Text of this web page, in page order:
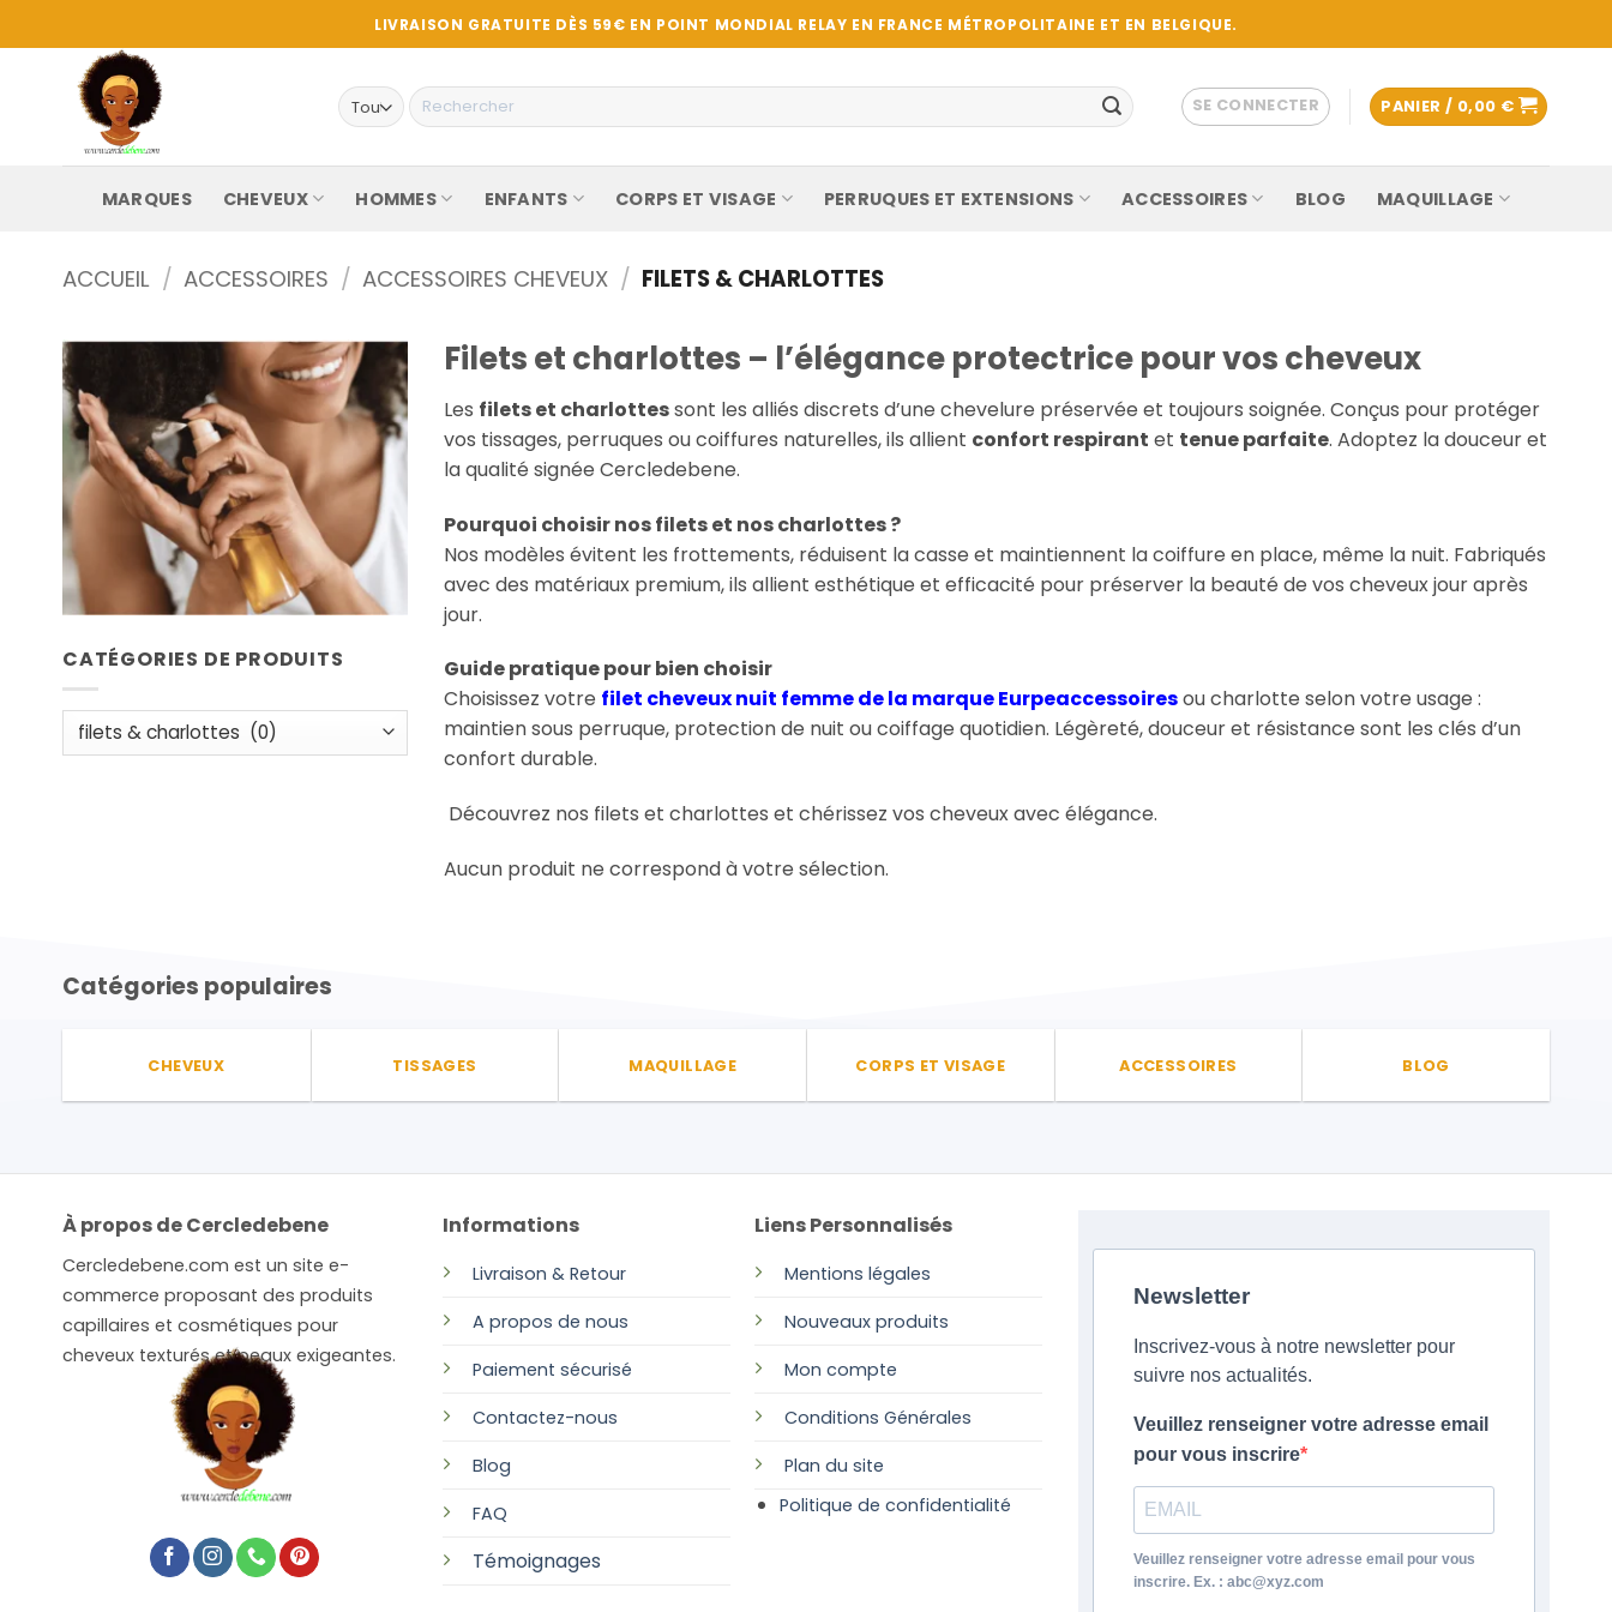
au
LIVRAISON GRATUITE DÈS 59€ EN POINT MONDIAL RELAY EN FRANCE MÉTROPOLITAINE ET EN BELGIQUE.
Recherche
pour :
SE CONNECTER PANIER / 0,00 €
MARQUES CHEVEUX HOMMES ENFANTS CORPS ET VISAGE PERRUQUES ET EXTENSIONS ACCESSOIRES BLOG MAQUILLAGE
ACCUEIL / ACCESSOIRES / ACCESSOIRES CHEVEUX / FILETS & CHARLOTTES
CATÉGORIES DE PRODUITS
Filets et charlottes – l’élégance protectrice pour vos cheveux
Les filets et charlottessont les alliés discrets d’une chevelure préservée et toujours soignée. Conçus pour protéger
vos tissages, perruques ou coiffures naturelles, ils allient confort respirant et tenue parfaite. Adoptez la douceur et
la qualité signée Cercledebene.
Pourquoi choisir nos filets et nos charlottes ?
Nos modèles évitent les frottements, réduisent la casse et maintiennent la coiffure en place, même la nuit. Fabriqués
avec des matériaux premium, ils allient esthétique et efficacité pour préserver la beauté de vos cheveux jour après
jour.
Guide pratique pour bien choisir
Choisissez votre filet cheveux nuit femme de la marque Eurpeaccessoiresou charlotte selon votre usage :
maintien sous perruque, protection de nuit ou coiffage quotidien. Légèreté, douceur et résistance sont les clés d’un
confort durable.
Découvrez nos filets et charlottes et chérissez vos cheveux avec élégance.
Aucun produit ne correspond à votre sélection.
Catégories populaires
CHEVEUX TISSAGES MAQUILLAGE CORPS ET VISAGE ACCESSOIRES BLOG
À propos de Cercledebene
Cercledebene.com est un site e-
commerce proposant des produits
capillaires et cosmétiques pour
cheveux texturés et peaux exigeantes.
Informations
Livraison & Retour
A propos de nous
Paiement sécurisé
Contactez-nous
Blog
FAQ
Témoignages
Liens Personnalisés
Mentions légales
Nouveaux produits
Mon compte
Conditions Générales
Plan du site
Politique de confidentialité
Newsletter
Inscrivez-vous à notre newsletter pour
suivre nos actualités.
Veuillez renseigner votre adresse email
pour vous inscrire
Veuillez renseigner votre adresse email pour vous
inscrire. Ex. : abc@xyz.com